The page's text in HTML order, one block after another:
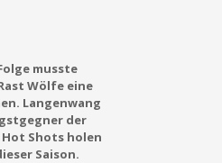
musste
Wölfe eine
Langenwang
der
Hot Shots holen
Saison.